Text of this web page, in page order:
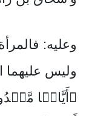
وعليه:
وليس عليهما
﴿أَیَّامࣰا